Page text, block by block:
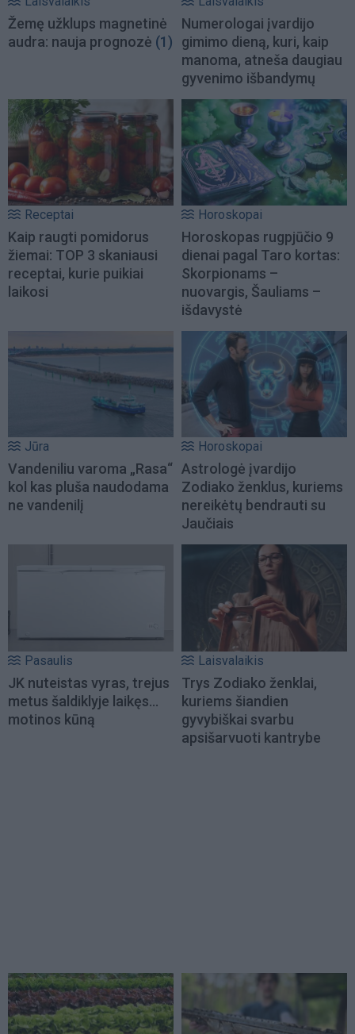
Žemę užklups magnetinė
audra: nauja prognozė (1)
Numerologai įvardijo
gimimo dieną, kuri, kaip
manoma, atneša daugiau
gyvenimo išbandymų
Receptai
Kaip raugti pomidorus
žiemai: TOP 3 skaniausi
receptai, kurie puikiai
laikosi
Horoskopai
Horoskopas rugpjūčio 9
dienai pagal Taro kortas:
Skorpionams –
nuovargis, Šauliams –
išdavystė
Jūra
Vandeniliu varoma „Rasa“
kol kas pluša naudodama
ne vandenilį
Horoskopai
Astrologė įvardijo
Zodiako ženklus, kuriems
nereikėtų bendrauti su
Jaučiais
Pasaulis
JK nuteistas vyras, trejus
metus šaldiklyje laikęs...
motinos kūną
Laisvalaikis
Trys Zodiako ženklai,
kuriems šiandien
gyvybiškai svarbu
apsišarvuoti kantrybe